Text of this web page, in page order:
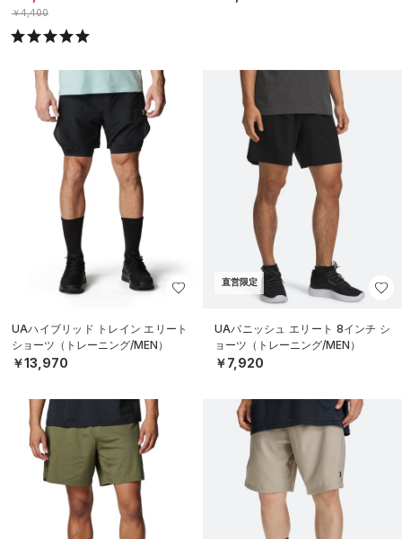
￥4,400
UAハイブリッド トレイン エリート
ショーツ（トレーニング/MEN）
￥13,970
直営限定
UAバニッシュ エリート 8インチ シ
ョーツ（トレーニング/MEN）
￥7,920